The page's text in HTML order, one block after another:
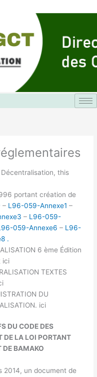
this
portant création de
– L96-059-Annexe1–
– L96-059-
059-Annexe6 – L96-
.
6 ème Édition
ici
TEXTES
DU
ici
DU CODE DES
DE LA LOI PORTANT
DE BAMAKO
2014, un document de